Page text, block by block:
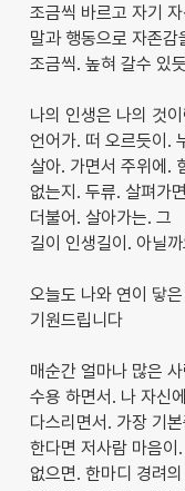
조금씩 바르고 자기
말과 행동으로 자존감
조금씩. 높혀 갈수 있듯
나의 인생은 나의 것
언어가. 떠 오르듯이.
살아. 가면서 주위에.
없는지. 두류. 살펴가
더불어. 살아가는. 그
길이 인생길이. 아닐
오늘도 나와 연이 닿
기원드립니다
매순간 얼마나 많은
수용 하면서. 나 자신
다스리면서. 가장 기
한다면 저사람 마음이
없으면. 한마디 경려